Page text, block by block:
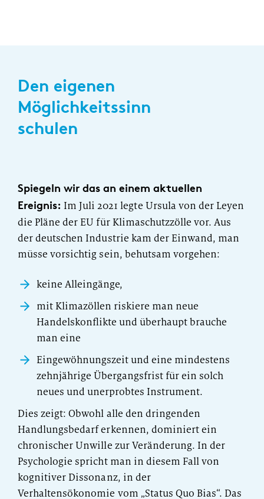
Den eigenen
Möglichkeitssinn
schulen
Spiegeln wir das an einem aktuellen
Ereignis: Im Juli 2021 legte Ursula von der Leyen
die Pläne der EU für Klimaschutzzölle vor. Aus
der deutschen Industrie kam der Einwand, man
müsse vorsichtig sein, behutsam vorgehen:
keine Alleingänge,
mit Klimazöllen riskiere man neue
Handelskonflikte und überhaupt brauche
man eine
Eingewöhnungszeit und eine mindestens
zehnjährige Übergangsfrist für ein solch
neues und unerprobtes Instrument.
Dies zeigt: Obwohl alle den dringenden
Handlungsbedarf erkennen, dominiert ein
chronischer Unwille zur Veränderung. In der
Psychologie spricht man in diesem Fall von
kognitiver Dissonanz, in der
Verhaltensökonomie vom „Status Quo Bias“. Das